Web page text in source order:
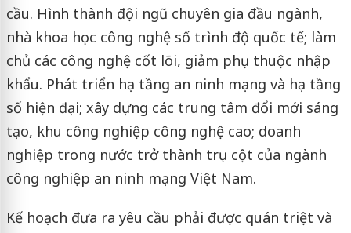
cầu. Hình thành đội ngũ chuyên gia đầu ngành,
nhà khoa học công nghệ số trình độ quốc tế; làm
chủ các công nghệ cốt lõi, giảm phụ thuộc nhập
khẩu. Phát triển hạ tầng an ninh mạng và hạ tầng
số hiện đại; xây dựng các trung tâm đổi mới sáng
tạo, khu công nghiệp công nghệ cao; doanh
nghiệp trong nước trở thành trụ cột của ngành
công nghiệp an ninh mạng Việt Nam.
Kế hoạch đưa ra yêu cầu phải được quán triệt và